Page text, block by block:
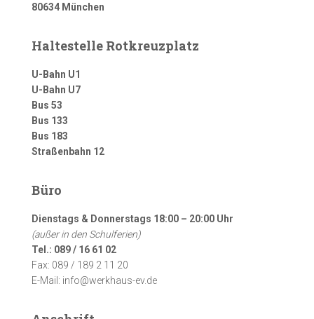
80634 München
Haltestelle Rotkreuzplatz
U-Bahn U1
U-Bahn U7
Bus 53
Bus 133
Bus 183
Straßenbahn 12
Büro
Dienstags & Donnerstags 18:00 – 20:00 Uhr
(außer in den Schulferien)
Tel.: 089 / 16 61 02
Fax: 089 / 189 2 11 20
E-Mail: info@werkhaus-ev.de